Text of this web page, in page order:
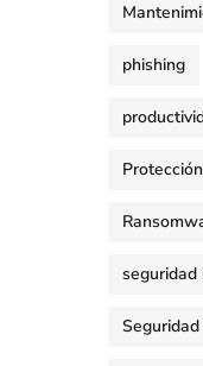
phishing
seguridad